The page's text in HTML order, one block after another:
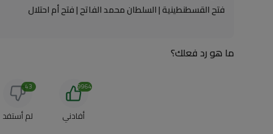
فتح القسطنطينية | السلطان محمد الفاتح | فتح أم احتلال
ما هو رد فعلك؟
أفادني
9964
لم أستفد
43